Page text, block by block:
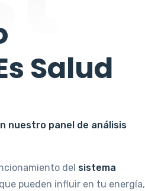
Salud
nuestro panel de análisis
del sistema
pueden influir en tu energía,